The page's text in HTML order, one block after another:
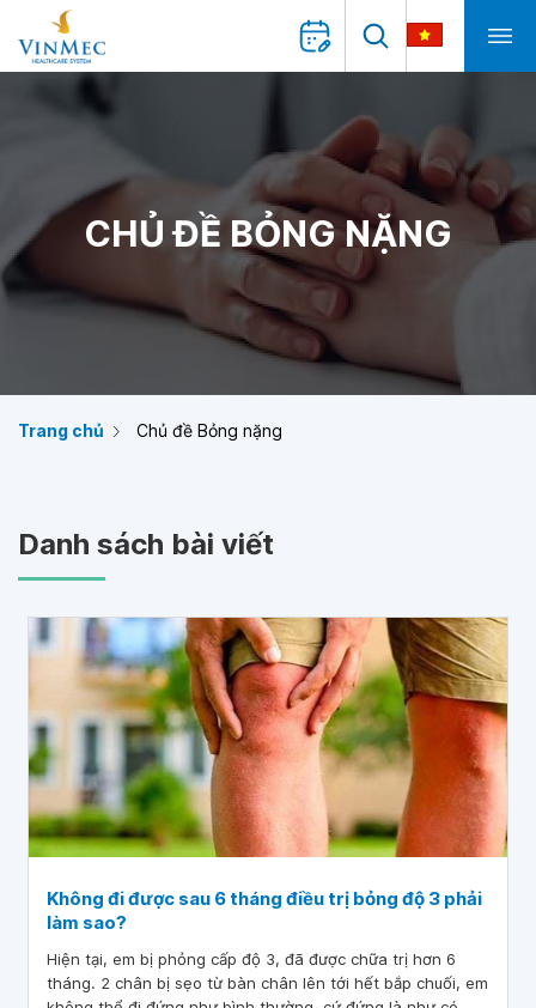
CHỦ ĐỀ BỎNG NẶNG
Trang chủ Chủ đề Bỏng nặng
Danh sách bài viết
Không đi được sau 6 tháng điều trị bỏng độ 3 phải
làm sao?
Hiện tại, em bị phỏng cấp độ 3, đã được chữa trị hơn 6
tháng. 2 chân bị sẹo từ bàn chân lên tới hết bắp chuối, em